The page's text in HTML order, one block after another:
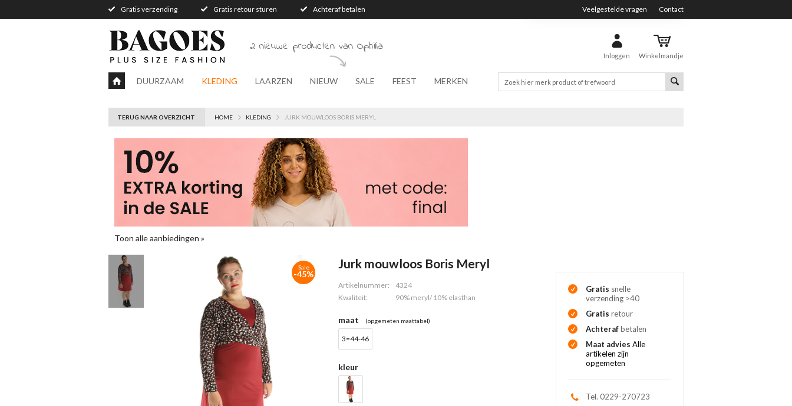
Gratis verzending Gratis retour sturen Achteraf betalen Veelgestelde vragen Contact
Inloggen Winkelmandje
2 nieuwe producten van Ophilia
DUURZAAM KLEDING LAARZEN NIEUW SALE FEEST MERKEN
TERUG NAAR OVERZICHT HOME KLEDING JURK MOUWLOOS BORIS MERYL
Toon alle aanbiedingen »
Sale
-45%
Jurk mouwloos Boris Meryl
Artikelnummer:
4324
Kwaliteit:
90% meryl/ 10% elasthan
maat (opgemeten maattabel)
3=44-46
kleur
Gratis snelle
verzending >40
Gratis retour
Achterafbetalen
Maat adviesAlle
artikelen zijn
opgemeten
Tel. 0229-270723